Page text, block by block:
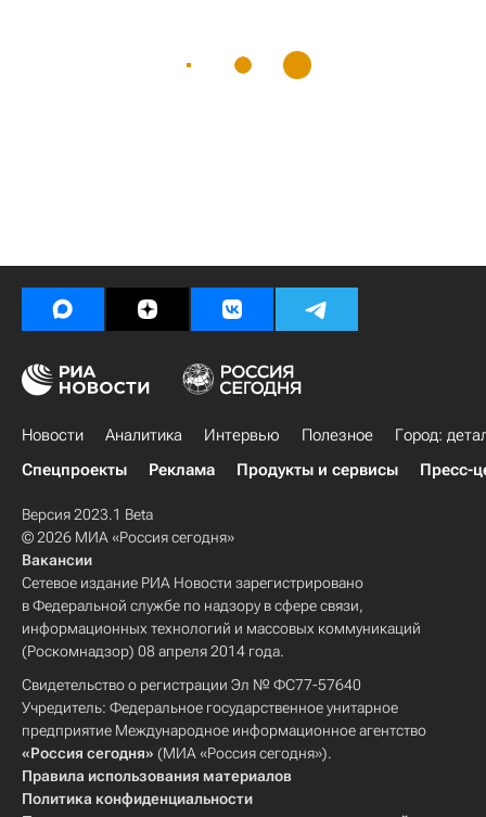
Новости Аналитика Интервью Полезное
Город:
Спецпроекты
Реклама Продукты и сервисы Пресс-
Версия 2023.1 Beta
© 2026 МИА «Россия сегодня»
Вакансии
Сетевое издание РИА Новости зарегистрировано
в Федеральной службе по надзору в сфере связи,
информационных технологий и массовых коммуникаций
(Роскомнадзор) 08 апреля 2014 года.
Свидетельство о регистрации Эл № ФС77-57640
Учредитель: Федеральное государственное унитарное
предприятие Международное информационное агентство
«Россия сегодня» (МИА «Россия сегодня»).
Правила использования материалов
Политика конфиденциальности